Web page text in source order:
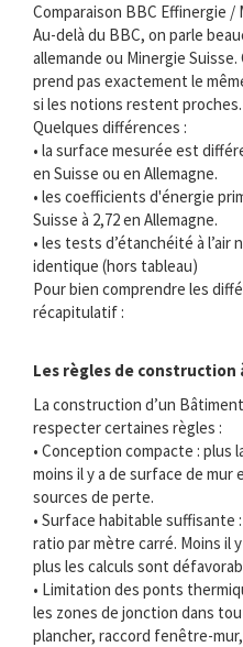
Comparaison BBC Effinergie /
Au-delà du BBC, on parle
allemande ou Minergie
prend pas exactement le
si les notions restent proches.
Quelques différences :
• la surface mesurée est
en Suisse ou en Allemagne.
• les coefficients d'énergie
Suisse à 2,72 en Allemagne.
• les tests d’étanchéité à
identique (hors tableau)
Pour bien comprendre les
récapitulatif :
Les règles de construction
La construction d’un
respecter certaines règles :
• Conception compacte : plus
moins il y a de surface de
sources de perte.
• Surface habitable
ratio par mètre carré. Moins il
plus les calculs sont
• Limitation des ponts
les zones de jonction dans
plancher, raccord fenêtre-